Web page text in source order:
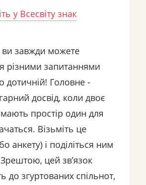
у Всесвіту знак
завжди можете
різними запитаннями
дотичній! Головне -
досвід, коли двоє
простір один для
Візьміть це
анкету) і поділіться ним
цей зв’язок
до згуртованих спільнот,